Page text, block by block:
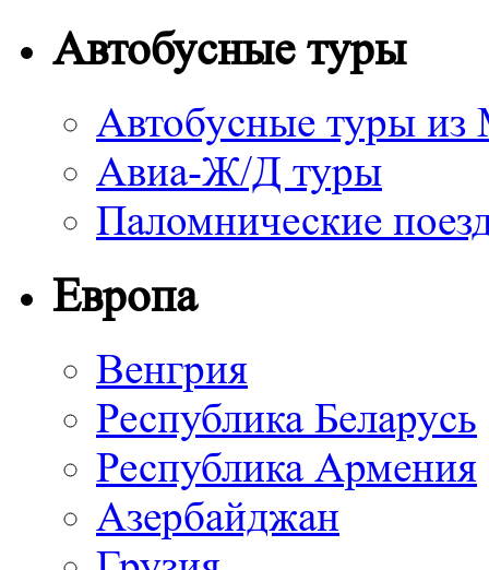
Автобусные туры
Автобусные туры
Авиа-Ж/Д туры
Паломнические
Европа
Венгрия
Республика Беларусь
Республика Армения
Азербайджан